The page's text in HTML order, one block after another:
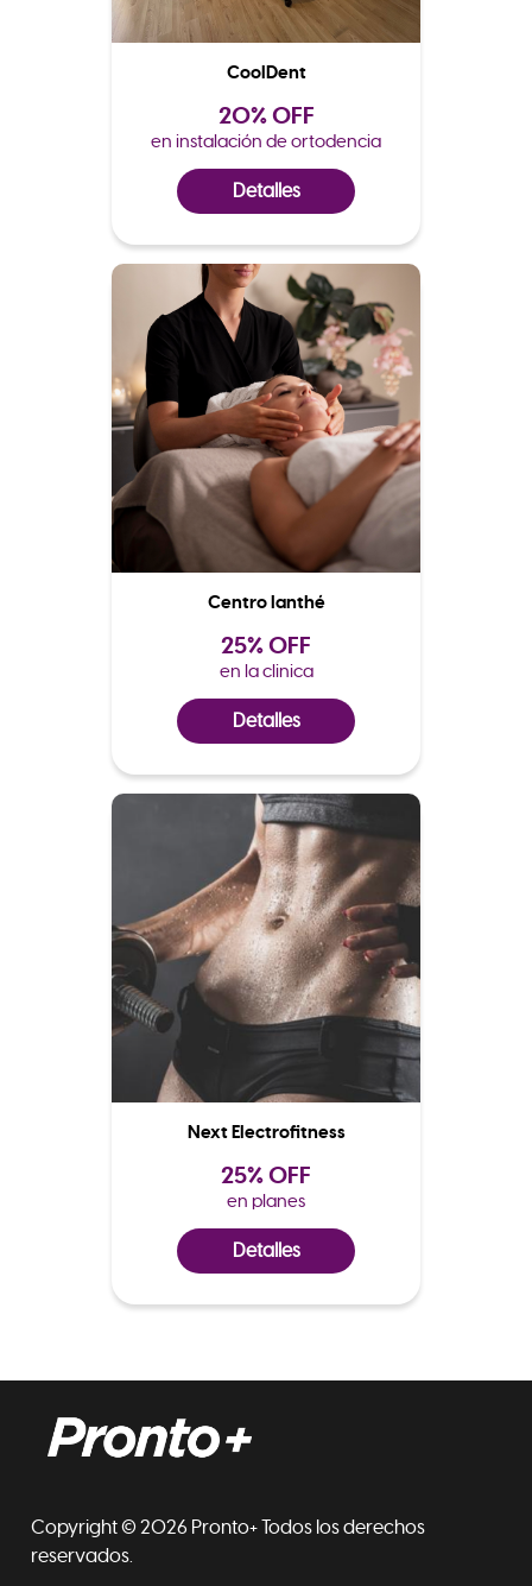
CoolDent
20% OFF
en instalación de ortodencia
Detalles
Centro Ianthé
25% OFF
en la clinica
Detalles
Next Electrofitness
25% OFF
en planes
Detalles
Copyright © 2026 Pronto+ Todos los derechos
reservados.